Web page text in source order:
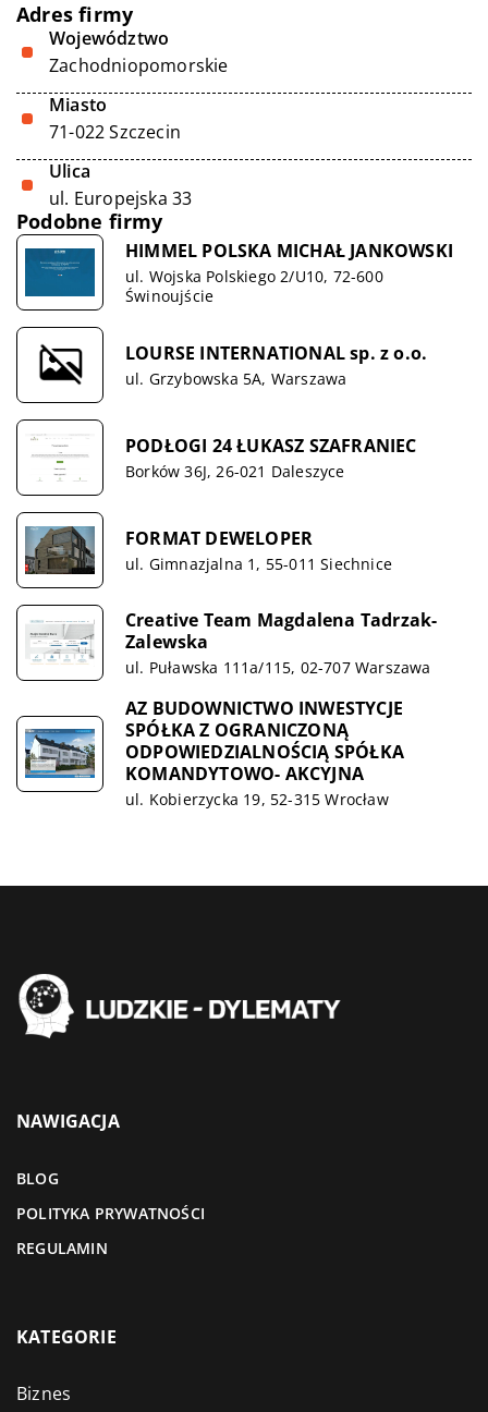
Adres firmy
Województwo
Zachodniopomorskie
Miasto
71-022 Szczecin
Ulica
ul. Europejska 33
Podobne firmy
HIMMEL POLSKA MICHAŁ JANKOWSKI
ul. Wojska Polskiego 2/U10, 72-600
Świnoujście
LOURSE INTERNATIONAL sp. z o.o.
ul. Grzybowska 5A, Warszawa
PODŁOGI 24 ŁUKASZ SZAFRANIEC
Borków 36J, 26-021 Daleszyce
FORMAT DEWELOPER
ul. Gimnazjalna 1, 55-011 Siechnice
Creative Team Magdalena Tadrzak-
Zalewska
ul. Puławska 111a/115, 02-707 Warszawa
AZ BUDOWNICTWO INWESTYCJE
SPÓŁKA Z OGRANICZONĄ
ODPOWIEDZIALNOŚCIĄ SPÓŁKA
KOMANDYTOWO- AKCYJNA
ul. Kobierzycka 19, 52-315 Wrocław
NAWIGACJA
BLOG
POLITYKA PRYWATNOŚCI
REGULAMIN
KATEGORIE
Biznes